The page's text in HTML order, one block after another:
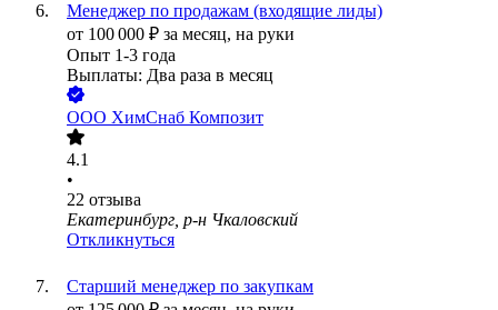
Менеджер по продажам (входящие лиды)
от 100 000 ₽ за месяц, на руки
Опыт 1-3 года
Выплаты: Два раза в месяц
ООО ХимСнаб Композит
4.1
•
22 отзыва
Екатеринбург, р-н Чкаловский
Откликнуться
Старший менеджер по закупкам